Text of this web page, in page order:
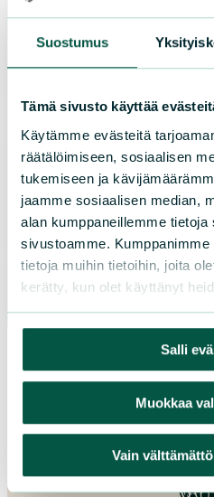
Suostumus
Tämä sivusto käyttää
Käytämme evästeitä
räätälöimiseen, sosiaalisen
tukemiseen ja
jaamme sosiaalisen median,
alan kumppaneillemme
sivustoamme.
tietoja muihin tietoihin, joita
kerätty, kun olet käyttänyt
Salli
Muokkaa
Vain
Keski-Suomi
Kymenlaakso
Lappi
Pohjanmaa
Pohjois-Karjala
Pohjois-Pohjanmaa
Pohjois-Savo
Satakunta
Uusimaa
Varsinais-Suomi